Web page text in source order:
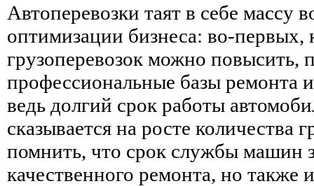
Автоперевозки таят в себе массу
оптимизации бизнеса: во-первых,
грузоперевозок можно повысить,
профессиональные базы ремонта
ведь долгий срок работы
сказывается на росте количества
помнить, что срок службы машин
качественного ремонта, но также